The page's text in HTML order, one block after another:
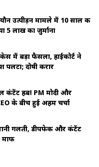
उत्पीड़न मामले में 10 साल की
₹5 लाख का जुर्माना
में बड़ा फैसला, हाईकोर्ट ने
दोषी करार
कंटेंट हब! PM मोदी और
के बीच हुई अहम चर्चा
गलती, डीपफेक और कंटेंट